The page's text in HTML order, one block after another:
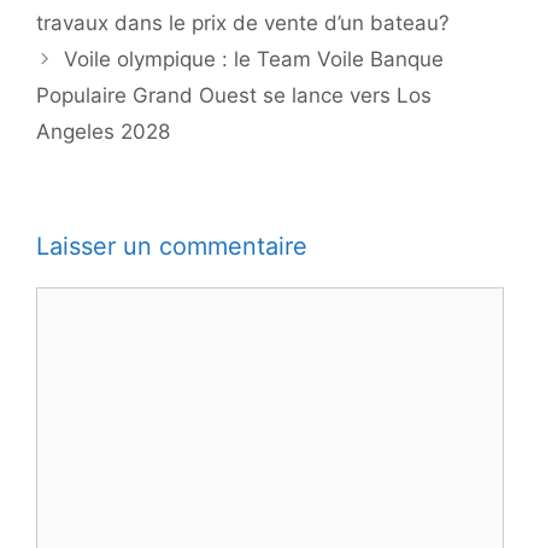
travaux dans le prix de vente d’un bateau?
Voile olympique : le Team Voile Banque
Populaire Grand Ouest se lance vers Los
Angeles 2028
Laisser un commentaire